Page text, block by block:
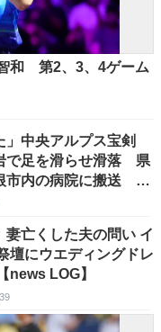
和 第2、3、4ゲーム
」中央アルプス宝剣
で足を滑らせ滑落 県
市内の病院に搬送 長
妻亡くした夫の問い イ
壇にウエディングドレ
news LOG】